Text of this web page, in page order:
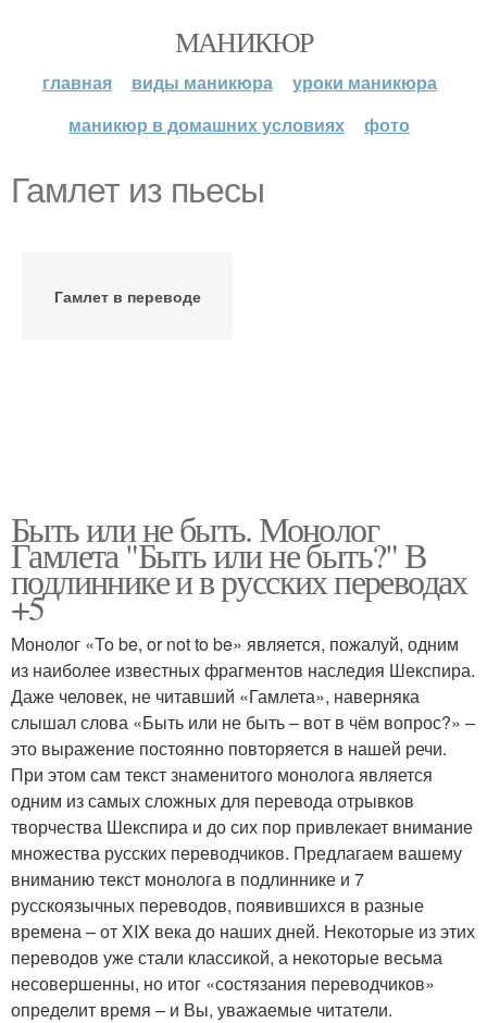
МАНИКЮР
главная виды маникюра
уроки маникюра
маникюр в домашних условиях
фото
Гамлет из пьесы
Гамлет в переводе
Быть или не быть. Монолог
Гамлета "Быть или не быть?" В
подлиннике и в русских переводах
+5
Монолог «To be, or not to be» является, пожалуй, одним
из наиболее известных фрагментов наследия Шекспира.
Даже человек, не читавший «Гамлета», наверняка
слышал слова «Быть или не быть – вот в чём вопрос?» –
это выражение постоянно повторяется в нашей речи.
При этом сам текст знаменитого монолога является
одним из самых сложных для перевода отрывков
творчества Шекспира и до сих пор привлекает внимание
множества русских переводчиков. Предлагаем вашему
вниманию текст монолога в подлиннике и 7
русскоязычных переводов, появившихся в разные
времена – от XIX века до наших дней. Некоторые из этих
переводов уже стали классикой, а некоторые весьма
несовершенны, но итог «состязания переводчиков»
определит время – и Вы, уважаемые читатели.